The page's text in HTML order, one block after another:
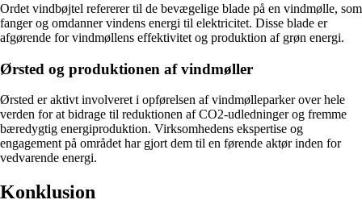
Ordet vindbøjtel refererer til de bevægelige blade på en vindmølle, som
fanger og omdanner vindens energi til elektricitet. Disse blade er
afgørende for vindmøllens effektivitet og produktion af grøn energi.
Ørsted og produktionen af vindmøller
Ørsted er aktivt involveret i opførelsen af vindmølleparker over hele
verden for at bidrage til reduktionen af CO2-udledninger og fremme
bæredygtig energiproduktion. Virksomhedens ekspertise og
engagement på området har gjort dem til en førende aktør inden for
vedvarende energi.
Konklusion